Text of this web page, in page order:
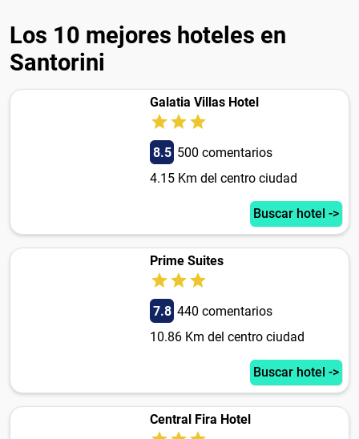
Los 10 mejores hoteles en
Santorini
Galatia Villas Hotel
8.5 500 comentarios
4.15 Km del centro ciudad
Buscar hotel ->
Prime Suites
7.8 440 comentarios
10.86 Km del centro ciudad
Buscar hotel ->
Central Fira Hotel